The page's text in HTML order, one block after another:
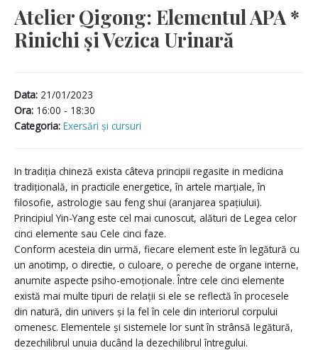
Atelier Qigong: Elementul APA *
Rinichi și Vezica Urinară
Data: 21/01/2023
Ora: 16:00 - 18:30
Categoria: Exersări și cursuri
In tradiția chineză exista câteva principii regasite in medicina
tradițională, in practicile energetice, în artele marțiale, în
filosofie, astrologie sau feng shui (aranjarea spațiului).
Principiul Yin-Yang este cel mai cunoscut, alături de Legea celor
cinci elemente sau Cele cinci faze.
Conform acesteia din urmă, fiecare element este în legătură cu
un anotimp, o directie, o culoare, o pereche de organe interne,
anumite aspecte psiho-emoționale. Între cele cinci elemente
există mai multe tipuri de relații si ele se reflectă în procesele
din natură, din univers și la fel în cele din interiorul corpului
omenesc. Elementele și sistemele lor sunt în strânsă legătură,
dezechilibrul unuia ducând la dezechilibrul întregului.